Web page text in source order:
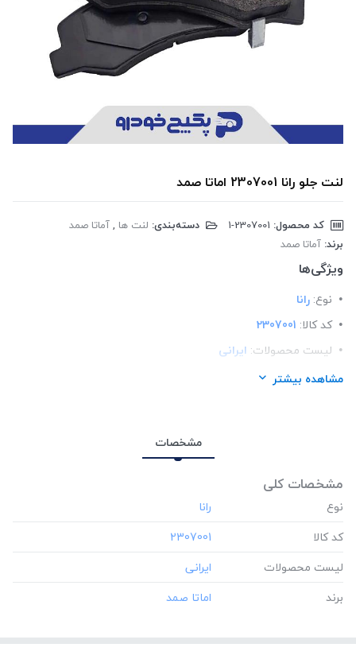
لنت جلو رانا 2307001 اماتا صمد
کد محصول: دسته‌بندی: لنت ها ,آماتا صمد
برند: آماتا صمد
ویژگی‌ها
نوع: رانا
کد کالا: 2307001
لیست محصولات: ایرانی
برند:اماتا صمد
مشاهده بیشتر
مشخصات
مشخصات کلی
نوع
کد کالا
‎2307001
لیست محصولات
برند